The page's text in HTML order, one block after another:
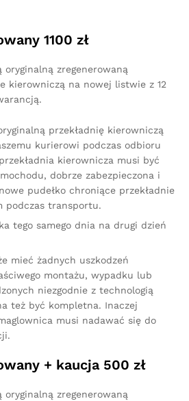
1100 zł
oryginalną zregenerowaną
kierowniczą na nowej listwie z 12
przekładnię kierowniczą
kurierowi podczas odbioru
kierownicza musi być
dobrze zabezpieczona i
pudełko chroniące przekładnie
podczas transportu.
tego samego dnia na drugi dzień
mieć żadnych uszkodzeń
montażu, wypadku lub
niezgodnie z technologią
też być kompletna. Inaczej
musi nadawać się do
+ kaucja 500 zł
oryginalną zregenerowaną